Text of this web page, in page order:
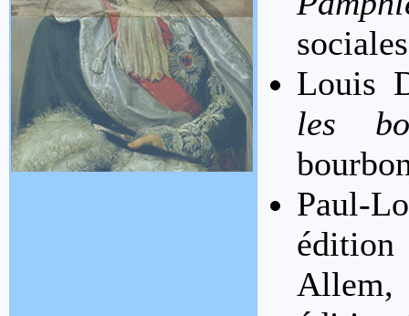
Louis
les
Paul-
Allem,